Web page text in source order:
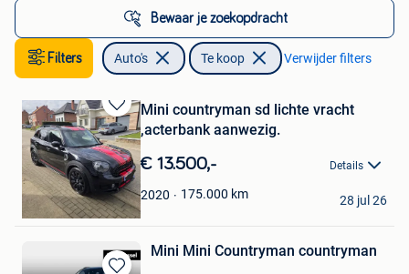
Bewaar je zoekopdracht
Filters Auto's Te koop Verwijder filters
Bewaren
in
Mijn
Favorieten
Mini countryman sd lichte vracht
,acterbank aanwezig.
€ 13.500,- Details
2020 175.000 km
Erik
Riemst
28 jul 26
Mini Mini Countryman countryman